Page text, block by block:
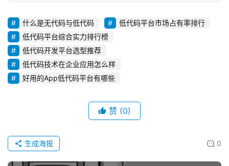
什么是无代码与低代码
低代码平台市场占有率排行
低代码平台综合实力排行榜
低代码开发平台选型推荐
低代码技术在企业应用怎么样
好用的App低代码平台有哪些
赞 (0)
0
生成海报